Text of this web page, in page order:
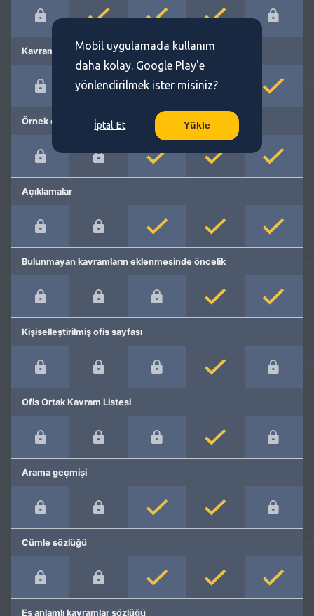
Kavram önerme
Örnek cümleler
Açıklamalar
Bulunmayan kavramların eklenmesinde öncelik
Kişiselleştirilmiş ofis sayfası
Ofis Ortak Kavram Listesi
Arama geçmişi
Cümle sözlüğü
Eş anlamlı kavramlar sözlüğü
Mobil uygulamada kullanım
daha kolay. Google Play'e
yönlendirilmek ister misiniz?
İptal Et Yükle